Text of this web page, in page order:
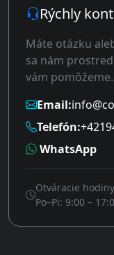
Rýchly
Máte otázku
sa nám
vám pomôžeme.
Email:
Telefón:
WhatsApp
Otváracie hodiny
Po–Pi: 9:00 –